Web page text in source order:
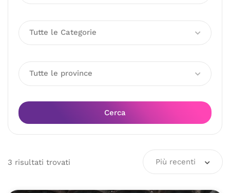
Tutte le Categorie
Tutte le province
Cerca
3 risultati trovati Più recenti